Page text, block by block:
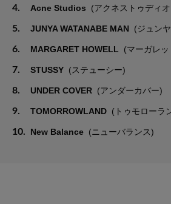
4. Acne Studios (アクネストゥディ
5. JUNYA WATANABE MAN (ジュン
6. MARGARET HOWELL (マーガレ
7. STUSSY (ステューシー)
8. UNDER COVER (アンダーカバー)
9. TOMORROWLAND (トゥモローラ
10. New Balance (ニューバランス)